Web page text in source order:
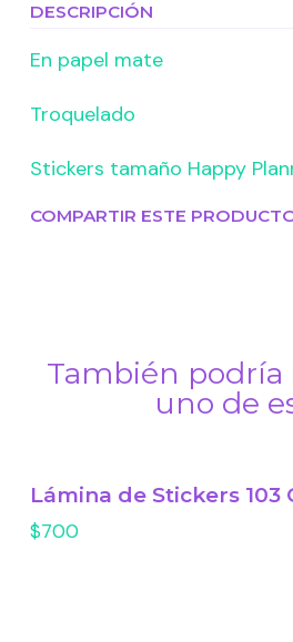
DESCRIPCIÓN
En papel mate
Troquelado
Stickers tamaño Happy
COMPARTIR ESTE
También podría
uno de
Lámina de Stickers 103
$700